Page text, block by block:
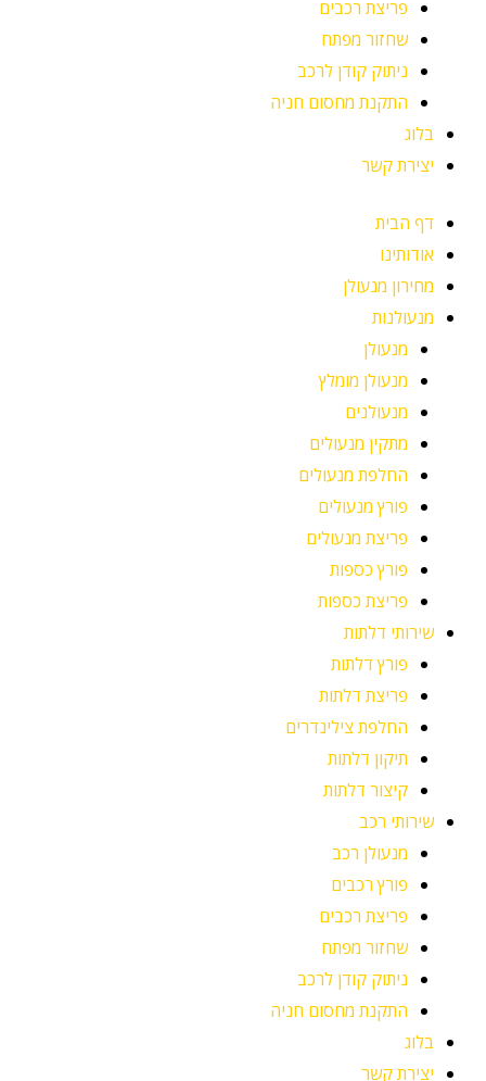
פריצת רכבים
שחזור מפתח
ניתוק קודן לרכב
התקנת מחסום חניה
בלוג
יצירת קשר
דף הבית
אודותינו
מחירון מנעולן
מנעולנות
מנעולן
מנעולן מומלץ
מנעולנים
מתקין מנעולים
החלפת מנעולים
פורץ מנעולים
פריצת מנעולים
פורץ כספות
פריצת כספות
שירותי דלתות
פורץ דלתות
פריצת דלתות
החלפת צילינדרים
תיקון דלתות
קיצור דלתות
שירותי רכב
מנעולן רכב
פורץ רכבים
פריצת רכבים
שחזור מפתח
ניתוק קודן לרכב
התקנת מחסום חניה
בלוג
יצירת קשר